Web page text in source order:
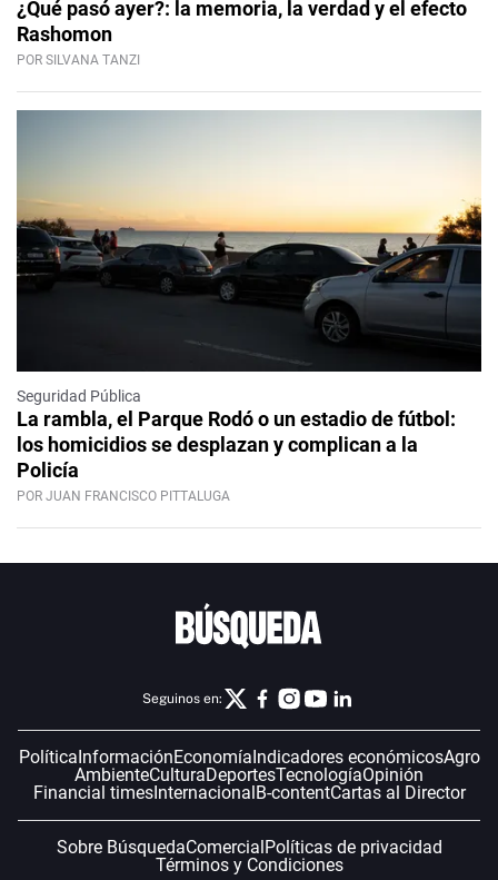
¿Qué pasó ayer?: la memoria, la verdad y el efecto
Rashomon
POR SILVANA TANZI
Seguridad Pública
La rambla, el Parque Rodó o un estadio de fútbol:
los homicidios se desplazan y complican a la
Policía
POR JUAN FRANCISCO PITTALUGA
Seguinos en:
PolíticaInformaciónEconomíaIndicadores económicosAgro
AmbienteCulturaDeportesTecnologíaOpinión
Financial timesInternacionalB-contentCartas al Director
Sobre BúsquedaComercialPolíticas de privacidad
Términos y Condiciones